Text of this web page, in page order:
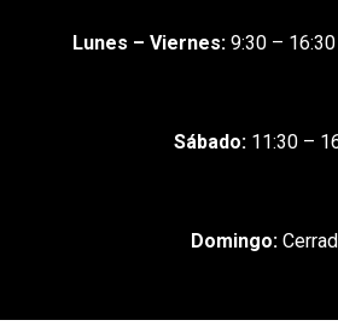
Lunes – Viernes:9:30 –
Sábado:11:30 –
Domingo: